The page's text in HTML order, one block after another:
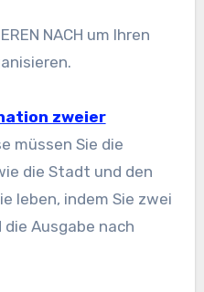
NACH um Ihren
zweier
müssen Sie die
die Stadt und den
leben, indem Sie zwei
Ausgabe nach